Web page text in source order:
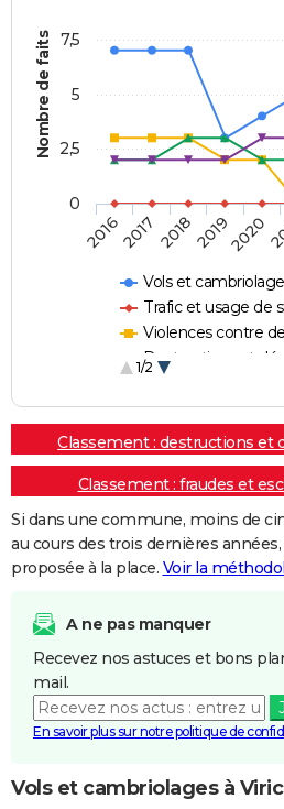
Nombre de faits
Vols et
Trafic et usage de
Violences contre
Destructions et
1/2
20162017 201820192020
0
2,5
5
7,5
Classement : destructions et
Classement : fraudes et
Si dans une commune, moins de
au cours des trois dernières
proposée à la place. Voir la
A ne pas manquer
Recevez nos astuces et bons
mail.
En savoir plus sur notre politique de
Vols et cambriolages à